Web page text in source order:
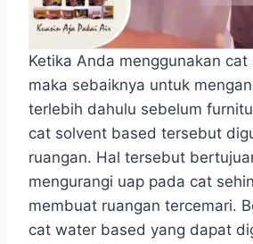
Ketika Anda menggunakan
maka sebaiknya untuk
terlebih dahulu sebelum
cat solvent based tersebut
ruangan. Hal tersebut
mengurangi uap pada cat
membuat ruangan tercemari.
cat water based yang dapat